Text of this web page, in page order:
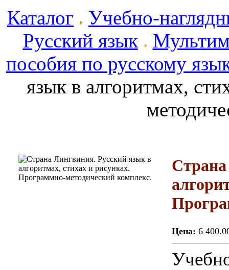
Каталог
Учебно-
Русский язык
пособия по русскому
язык в алгоритмах,
Цена: 6